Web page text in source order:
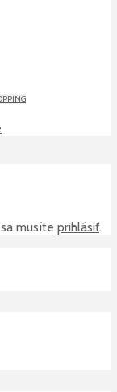
musíte prihlásiť.